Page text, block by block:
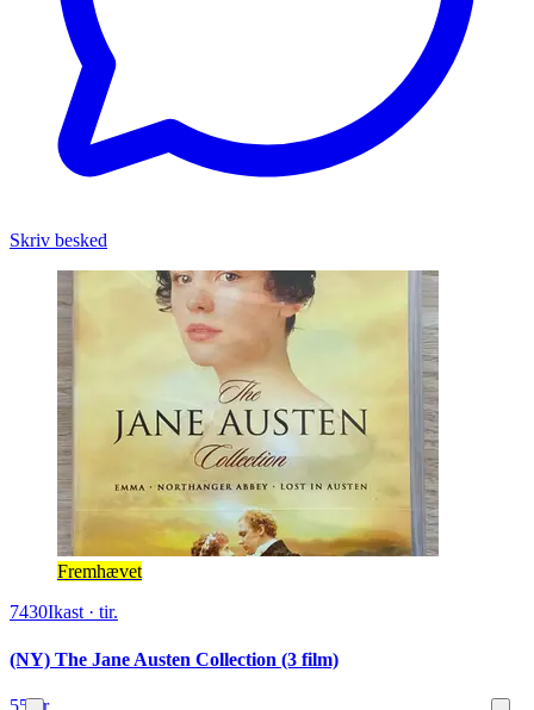
Skriv besked
Fremhævet
7430Ikast· tir.
(NY) The Jane Austen Collection (3 film)
55 kr.